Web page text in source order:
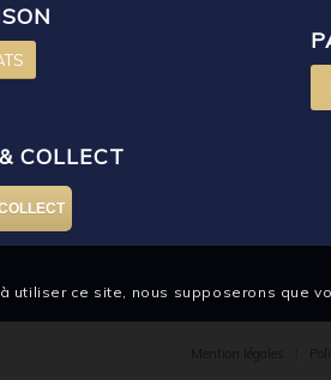
COLLECT
utiliser ce site, nous supposerons que